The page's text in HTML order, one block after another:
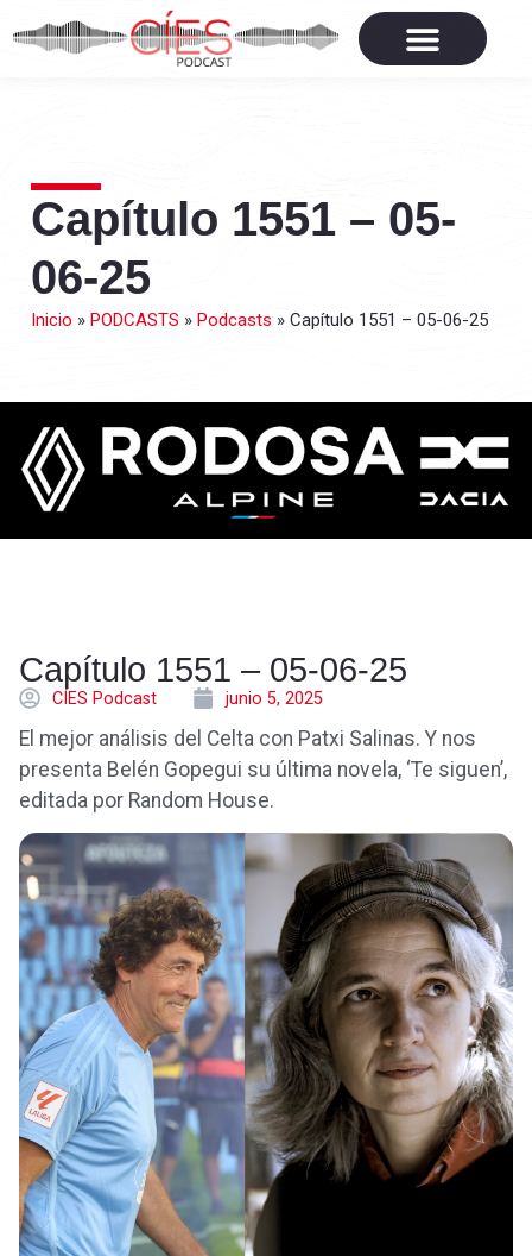
Capítulo 1551 – 05-
06-25
Inicio » PODCASTS » Podcasts » Capítulo 1551 – 05-06-25
Capítulo 1551 – 05-06-25
CÍES Podcast junio 5, 2025
El mejor análisis del Celta con Patxi Salinas. Y nos
presenta Belén Gopegui su última novela, ‘Te siguen’,
editada por Random House.